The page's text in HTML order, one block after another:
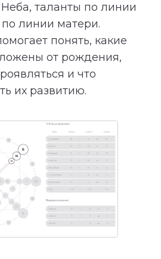
таланты по линии
линии матери.
понять, какие
от рождения,
и что
их развитию.